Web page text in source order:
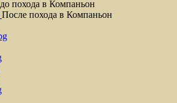
до похода в Компаньон
После похода в Компаньон